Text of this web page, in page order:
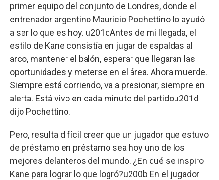
primer equipo del conjunto de Londres, donde el
entrenador argentino Mauricio Pochettino lo ayudó
a ser lo que es hoy. u201cAntes de mi llegada, el
estilo de Kane consistía en jugar de espaldas al
arco, mantener el balón, esperar que llegaran las
oportunidades y meterse en el área. Ahora muerde.
Siempre está corriendo, va a presionar, siempre en
alerta. Está vivo en cada minuto del partidou201d
dijo Pochettino.
Pero, resulta difícil creer que un jugador que estuvo
de préstamo en préstamo sea hoy uno de los
mejores delanteros del mundo. ¿En qué se inspiro
Kane para lograr lo que logró?u200b En el jugador